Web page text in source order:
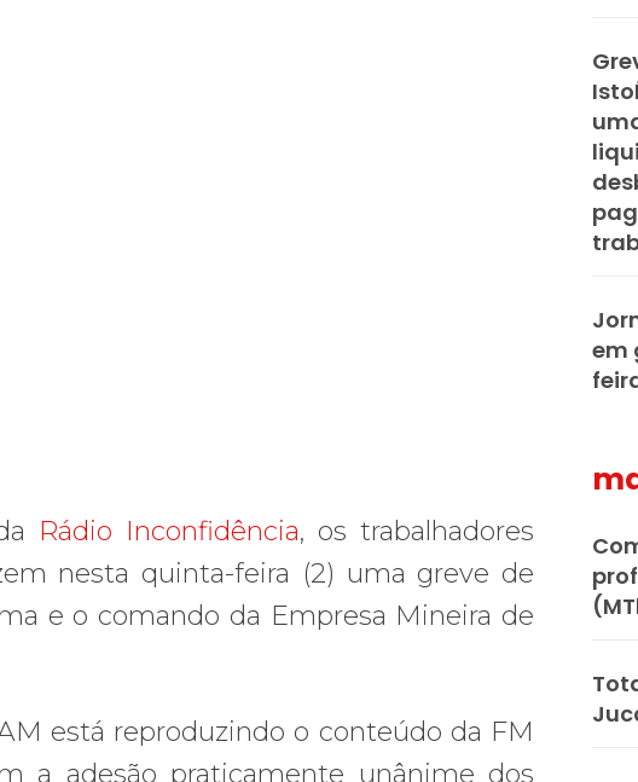
Rádio Inconfidência, os trabalhadores
nesta quinta-feira (2) uma greve de
e o comando da Empresa Mineira de
está reproduzindo o conteúdo da FM
a adesão praticamente unânime dos
em